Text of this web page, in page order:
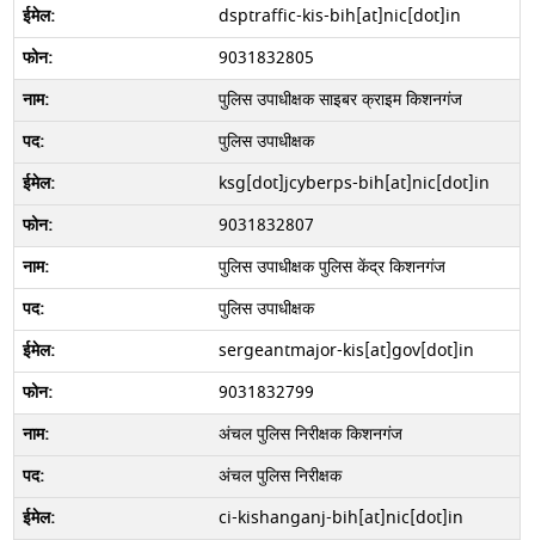
dsptraffic-kis-bih[at]nic[dot]in
9031832805
पुलिस उपाधीक्षक साइबर क्राइम किशनगंज
पुलिस उपाधीक्षक
ksg[dot]jcyberps-bih[at]nic[dot]in
9031832807
पुलिस उपाधीक्षक पुलिस केंद्र किशनगंज
पुलिस उपाधीक्षक
sergeantmajor-kis[at]gov[dot]in
9031832799
अंचल पुलिस निरीक्षक किशनगंज
अंचल पुलिस निरीक्षक
ci-kishanganj-bih[at]nic[dot]in